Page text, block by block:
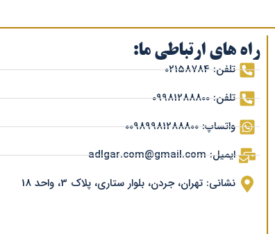
راه های ارتباطی ما:
تلفن: 02158784
تلفن: 09981288800
واتساپ: 00989981288800
ایمیل: adlgar.com@gmail.com
نشانی: تهران، جردن، بلوار ستاری، پلاک 3، واحد 18